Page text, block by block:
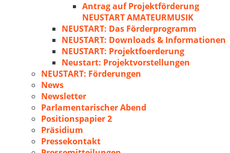
Antrag auf Projektförderung
NEUSTART AMATEURMUSIK
NEUSTART: Das Förderprogramm
NEUSTART: Downloads & Informationen
NEUSTART: Projektfoerderung
Neustart: Projektvorstellungen
NEUSTART: Förderungen
News
Newsletter
Parlamentarischer Abend
Positionspapier 2
Präsidium
Pressekontakt